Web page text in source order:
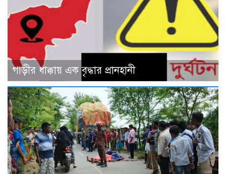
গাড়ীর ধাক্কায় এক বৃদ্ধার প্রানহানী